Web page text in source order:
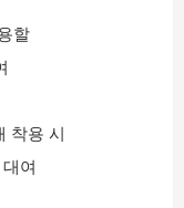
할
착용 시
여